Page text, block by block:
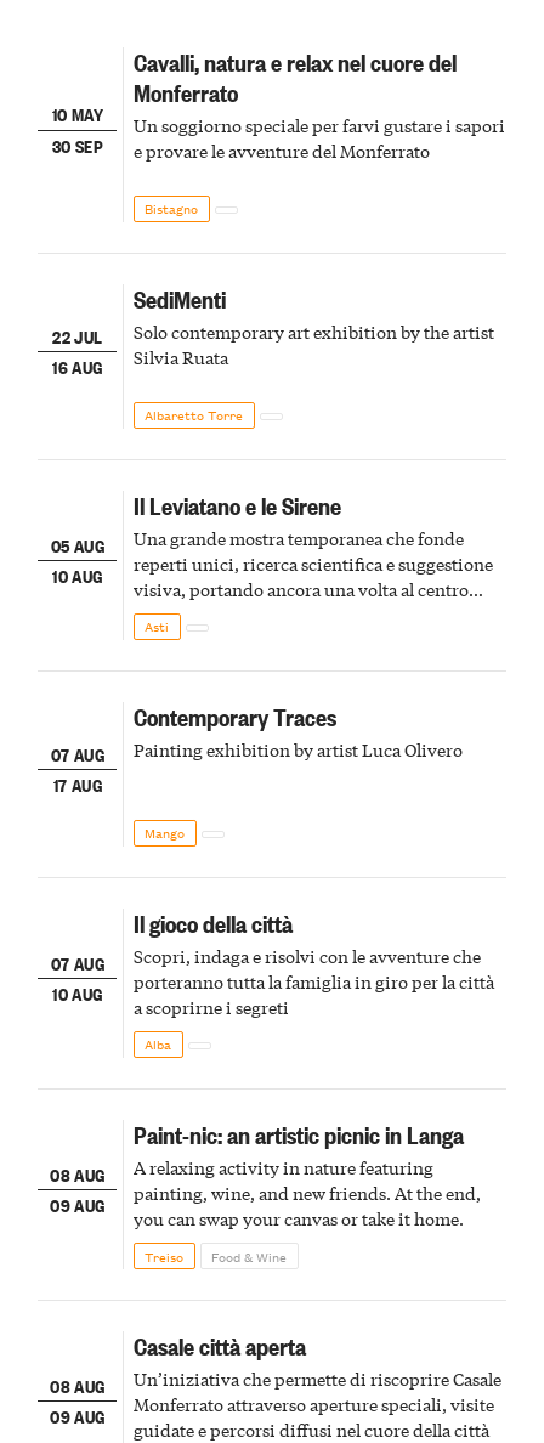
10 MAY
30 SEP
Cavalli, natura e relax nel cuore del
Monferrato
Un soggiorno speciale per farvi gustare i sapori
e provare le avventure del Monferrato
Bistagno
22 JUL
16 AUG
SediMenti
Solo contemporary art exhibition by the artist
Silvia Ruata
Albaretto Torre
05 AUG
10 AUG
Il Leviatano e le Sirene
Una grande mostra temporanea che fonde
reperti unici, ricerca scientifica e suggestione
visiva, portando ancora una volta al centro
della scena le meraviglie del passato astigiano
Asti
07 AUG
17 AUG
Contemporary Traces
Painting exhibition by artist Luca Olivero
Mango
07 AUG
10 AUG
Il gioco della città
Scopri, indaga e risolvi con le avventure che
porteranno tutta la famiglia in giro per la città
a scoprirne i segreti
Alba
08 AUG
09 AUG
Paint-nic: an artistic picnic in Langa
A relaxing activity in nature featuring
painting, wine, and new friends. At the end,
you can swap your canvas or take it home.
Treiso Food & Wine
08 AUG
09 AUG
Casale città aperta
Un’iniziativa che permette di riscoprire Casale
Monferrato attraverso aperture speciali, visite
guidate e percorsi diffusi nel cuore della città